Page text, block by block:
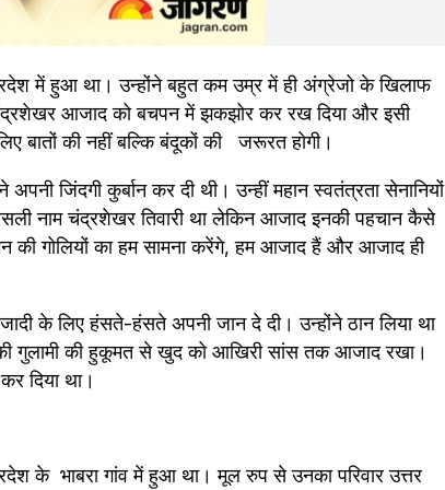
में हुआ था। उन्होंने बहुत कम उम्र में ही अंग्रेजो के खिलाफ
आजाद को बचपन में झकझोर कर रख दिया और इसी
बातों की नहीं बल्कि बंदूकों की   जरूरत होगी।
जिंदगी कुर्बान कर दी थी। उन्हीं महान स्वतंत्रता सेनानियों
नाम चंद्रशेखर तिवारी था लेकिन आजाद इनकी पहचान कैसे
गोलियों का हम सामना करेंगे, हम आजाद हैं और आजाद ही
के लिए हंसते-हंसते अपनी जान दे दी। उन्होंने ठान लिया था
गुलामी की हुकूमत से खुद को आखिरी सांस तक आजाद रखा।
दिया था।
के  भाबरा गांव में हुआ था। मूल रुप से उनका परिवार उत्तर